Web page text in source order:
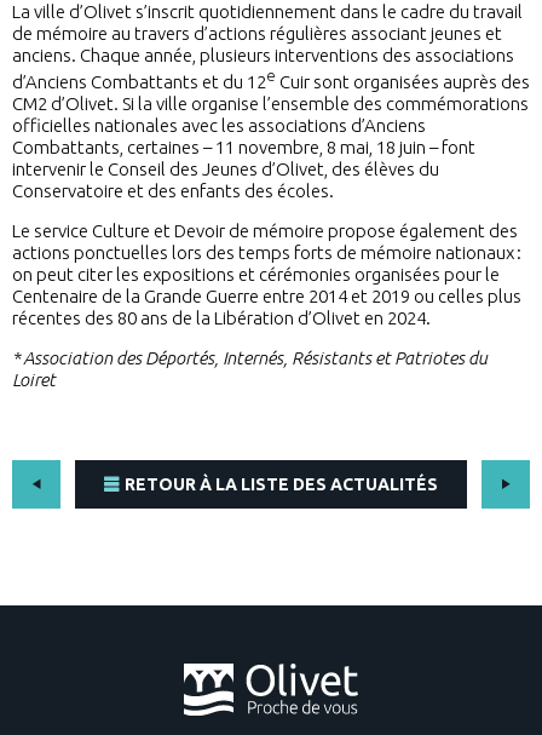
La ville d’Olivet s’inscrit quotidiennement dans le cadre du travail
de mémoire au travers d’actions régulières associant jeunes et
anciens. Chaque année, plusieurs interventions des associations
d’Anciens Combattants et du 12e Cuir sont organisées auprès des
CM2 d’Olivet. Si la ville organise l’ensemble des commémorations
officielles nationales avec les associations d’Anciens
Combattants, certaines – 11 novembre, 8 mai, 18 juin – font
intervenir le Conseil des Jeunes d’Olivet, des élèves du
Conservatoire et des enfants des écoles.
Le service Culture et Devoir de mémoire propose également des
actions ponctuelles lors des temps forts de mémoire nationaux :
on peut citer les expositions et cérémonies organisées pour le
Centenaire de la Grande Guerre entre 2014 et 2019 ou celles plus
récentes des 80 ans de la Libération d’Olivet en 2024.
* Association des Déportés, Internés, Résistants et Patriotes du
Loiret
RETOUR À LA LISTE DES ACTUALITÉS